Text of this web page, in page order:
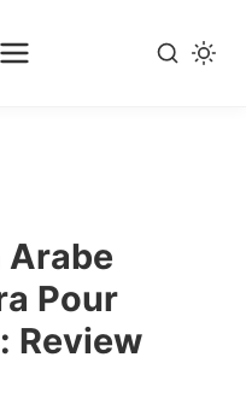
Arabe
Pour
Review